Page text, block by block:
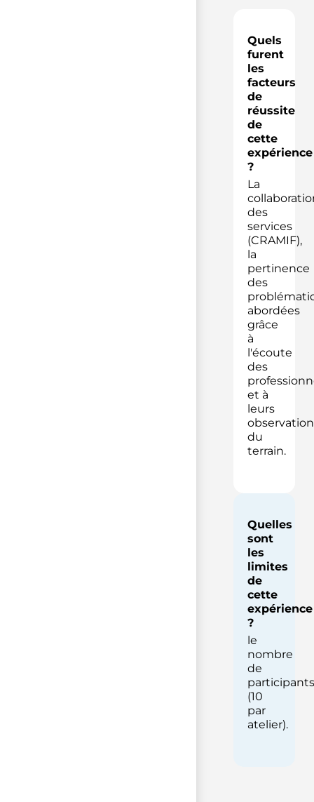
Quels
furent
les
facteurs
de
réussite
de
cette
expérience
?
La
des
services
(CRAMIF),
la
pertinence
des
abordées
grâce
à
l'écoute
des
et à
leurs
du
terrain.
Quelles
sont
les
limites
de
cette
expérience
?
le
nombre
de
participants
(10
par
atelier).